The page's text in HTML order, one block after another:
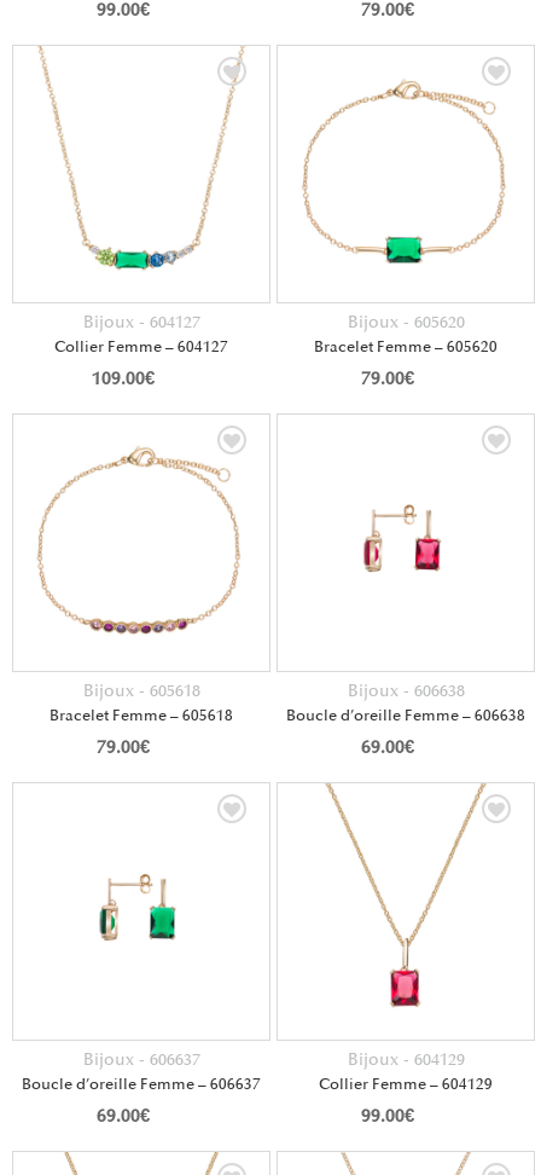
99.00€ 79.00€
Bijoux - 604127
Collier Femme – 604127
109.00€
Bijoux - 605620
Bracelet Femme – 605620
79.00€
Bijoux - 605618
Bracelet Femme – 605618
79.00€
Bijoux - 606638
Boucle d’oreille Femme – 606638
69.00€
Bijoux - 606637
Boucle d’oreille Femme – 606637
69.00€
Bijoux - 604129
Collier Femme – 604129
99.00€